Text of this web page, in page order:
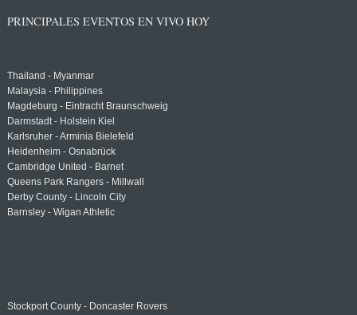
PRINCIPALES EVENTOS EN VIVO HOY
Thailand - Myanmar
Malaysia - Philippines
Magdeburg - Eintracht Braunschweig
Darmstadt - Holstein Kiel
Karlsruher - Arminia Bielefeld
Heidenheim - Osnabrück
Cambridge United - Barnet
Queens Park Rangers - Millwall
Derby County - Lincoln City
Barnsley - Wigan Athletic
Stockport County - Doncaster Rovers